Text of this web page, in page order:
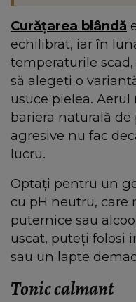
Curățarea blândă
echilibrat, iar în
temperaturile
să alegeți o
usuce pielea.
bariera naturală
agresive nu fac
lucru.
Optați pentru un
cu pH neutru,
puternice sau
uscat, puteți folosi
sau un lapte
Tonic calmant